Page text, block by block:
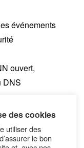
événements
ouvert,
DNS
des cookies
utiliser des
le bon